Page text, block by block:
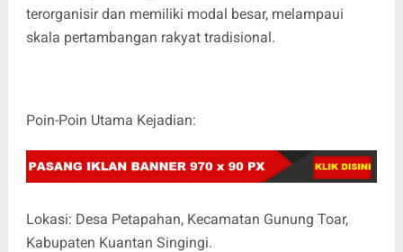
terorganisir dan memiliki modal besar, melampaui
skala pertambangan rakyat tradisional.
Poin-Poin Utama Kejadian:
Lokasi: Desa Petapahan, Kecamatan Gunung Toar,
Kabupaten Kuantan Singingi.